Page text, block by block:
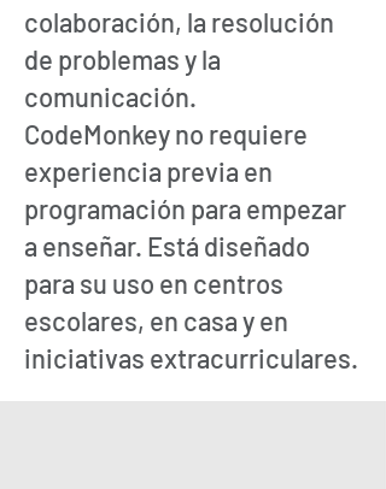
colaboración, la resolución
de problemas y la
comunicación.
CodeMonkey no requiere
experiencia previa en
programación para empezar
a enseñar. Está diseñado
para su uso en centros
escolares, en casa y en
iniciativas extracurriculares.